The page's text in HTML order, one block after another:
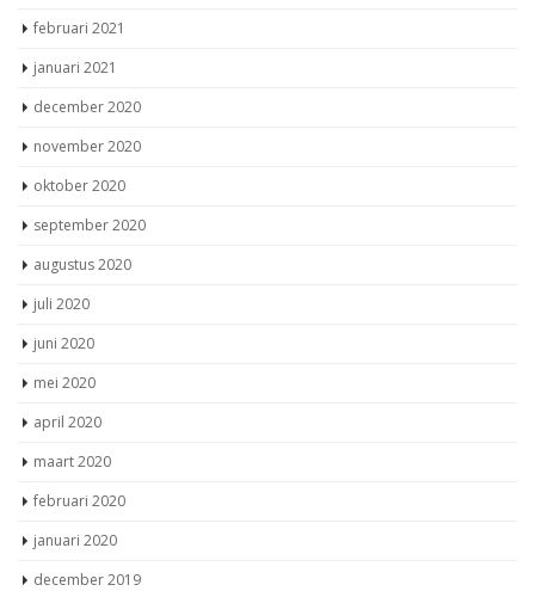
februari 2021
januari 2021
december 2020
november 2020
oktober 2020
september 2020
augustus 2020
juli 2020
juni 2020
mei 2020
april 2020
maart 2020
februari 2020
januari 2020
december 2019